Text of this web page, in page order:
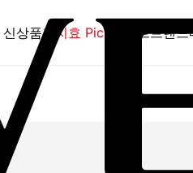
신상품홈 지효 Pick 베스트브랜드